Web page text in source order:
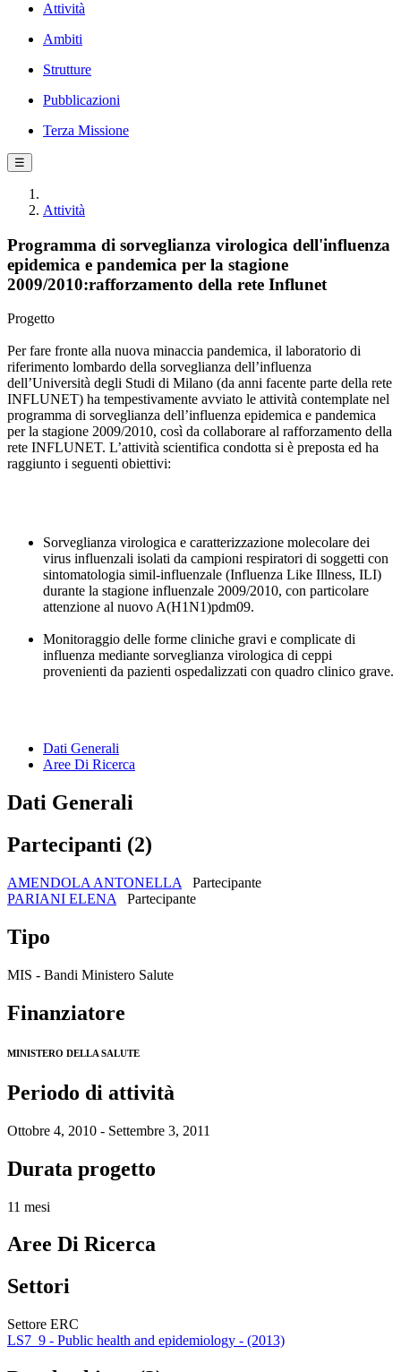
Attività
Ambiti
Strutture
Pubblicazioni
Terza Missione
☰
Attività
Programma di sorveglianza virologica dell'influenza
epidemica e pandemica per la stagione
2009/2010:rafforzamento della rete Influnet
Progetto
Per fare fronte alla nuova minaccia pandemica, il laboratorio di
riferimento lombardo della sorveglianza dell’influenza
dell’Università degli Studi di Milano (da anni facente parte della rete
INFLUNET) ha tempestivamente avviato le attività contemplate nel
programma di sorveglianza dell’influenza epidemica e pandemica
per la stagione 2009/2010, così da collaborare al rafforzamento della
rete INFLUNET. L’attività scientifica condotta si è preposta ed ha
raggiunto i seguenti obiettivi:
Sorveglianza virologica e caratterizzazione molecolare dei
virus influenzali isolati da campioni respiratori di soggetti con
sintomatologia simil-influenzale (Influenza Like Illness, ILI)
durante la stagione influenzale 2009/2010, con particolare
attenzione al nuovo A(H1N1)pdm09.
Monitoraggio delle forme cliniche gravi e complicate di
influenza mediante sorveglianza virologica di ceppi
provenienti da pazienti ospedalizzati con quadro clinico grave.
Dati Generali
Aree Di Ricerca
Dati Generali
Partecipanti (2)
AMENDOLA ANTONELLA
Partecipante
PARIANI ELENA
Partecipante
Tipo
MIS - Bandi Ministero Salute
Finanziatore
MINISTERO DELLA SALUTE
Periodo di attività
Ottobre 4, 2010 - Settembre 3, 2011
Durata progetto
11 mesi
Aree Di Ricerca
Settori
Settore ERC
LS7_9 - Public health and epidemiology - (2013)